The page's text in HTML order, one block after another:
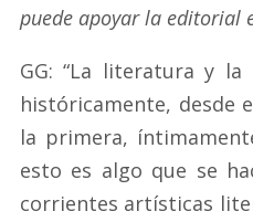
puede apoyar la editorial
GG: “La literatura y la
históricamente, desde
la primera,
esto es algo que se
corrientes artísticas